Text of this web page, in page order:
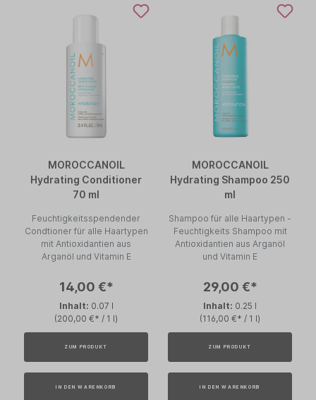
MOROCCANOIL
Hydrating Conditioner
70 ml
Feuchtigkeitsspendender
Condtioner für alle Haartypen
mit Antioxidantien aus
Arganöl und Vitamin E
14,00 €*
Inhalt: 0.07 l
(200,00 €* / 1 l)
ZUM PRODUKT
IN DEN WARENKORB
MOROCCANOIL
Hydrating Shampoo 250
ml
Shampoo für alle Haartypen -
Feuchtigkeits Shampoo mit
Antioxidantien aus Arganöl
und Vitamin E
29,00 €*
Inhalt: 0.25 l
(116,00 €* / 1 l)
ZUM PRODUKT
IN DEN WARENKORB